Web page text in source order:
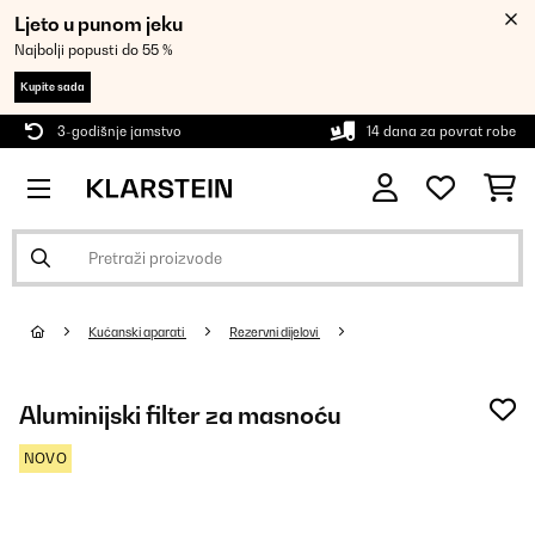
Ljeto u punom jeku
Najbolji popusti do 55 %
Kupite sada
3-godišnje jamstvo 14 dana za povrat robe
Kućanski aparati Rezervni dijelovi
Aluminijski filter za masnoću
NOVO